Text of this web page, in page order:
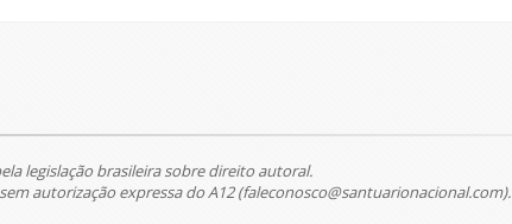
legislação brasileira sobre direito autoral.
autorização expressa do A12 (faleconosco@santuarionacional.com).